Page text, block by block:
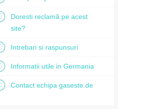
Doresti reclamă pe acest
site?
Intrebari si raspunsuri
Informatii utile in Germania
Contact echipa gaseste.de